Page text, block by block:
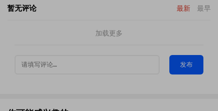
暂无评论 最新 最早
加载更多
发布